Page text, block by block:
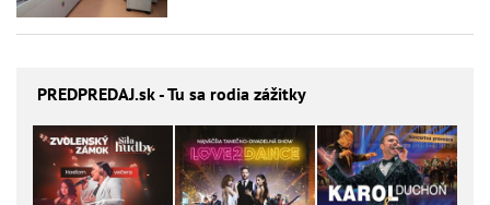
PREDPREDAJ.sk - Tu sa rodia zážitky